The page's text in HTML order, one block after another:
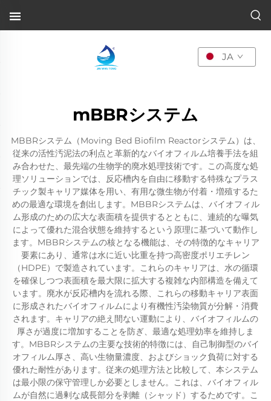
JA
mBBRシステム
MBBRシステム（Moving Bed Biofilm Reactorシステム）は、
従来の活性汚泥法の利点と革新的なバイオフィルム培養手法を組
み合わせた、最先端の生物学的廃水処理技術です。この高度な処
理ソリューションでは、反応槽内を自由に移動する特殊なプラス
チック製キャリア媒体を用い、有用な微生物が付着・増殖するた
めの最適な環境を創出します。MBBRシステムは、バイオフィル
ム形成のための広大な表面積を提供するとともに、連続的な曝気
によって優れた混合状態を維持するという原理に基づいて動作し
ます。MBBRシステムの核となる機能は、その特徴的なキャリア
要素にあり、通常は水に近い比重を持つ高密度ポリエチレン
（HDPE）で製造されています。これらのキャリアは、水の循環
を確保しつつ表面積を最大限に拡大する複雑な内部構造を備えて
います。廃水が反応槽内を流れる際、これらの移動キャリア表面
に形成されたバイオフィルムにより有機性汚染物質が分解・消費
されます。キャリアの絶え間ない運動により、バイオフィルムの
厚さが過度に増加することを防ぎ、最適な処理効率を維持しま
す。MBBRシステムの主要な技術的特徴には、自己制御型のバイ
オフィルム厚さ、高い生物量濃度、およびショック負荷に対する
優れた耐性があります。従来の処理方法と比較して、本システム
は最小限の保守管理しか必要としません。これは、バイオフィル
ムが自然に過剰な成長部分を剥離（シャッド）するためです。こ